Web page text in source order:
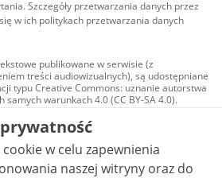
Szczegóły przetwarzania danych przez
w ich politykach przetwarzania danych
publikowane w serwisie (z
treści audiowizualnych), są udostępniane
typu Creative Commons: uznanie autorstwa
samych warunkach 4.0 (CC BY-SA 4.0).
audiowizualne, w tym zdjęcia, materiały
są udostępniane na licencji typu
Commons: uznanie autorstwa użycie
- bez utworów zależnych 4.0 (CC BY-
o ile nie jest to stwierdzone inaczej.
w celu zapewnienia
naszej witryny oraz do